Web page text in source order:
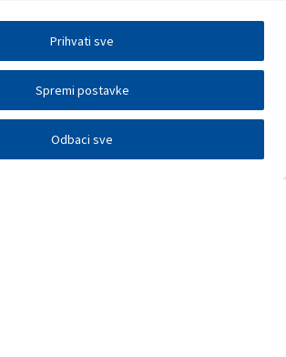
Odbaci sve
Spremi postavke
Prihvati sve